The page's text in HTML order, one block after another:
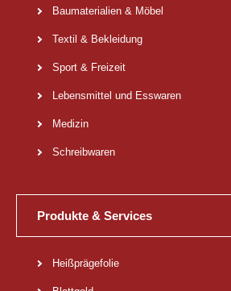
Baumaterialien & Möbel
Textil & Bekleidung
Sport & Freizeit
Lebensmittel und Esswaren
Medizin
Schreibwaren
Produkte & Services
Heißprägefolie